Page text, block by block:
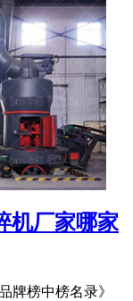
机厂家哪家
牌榜中榜名录》